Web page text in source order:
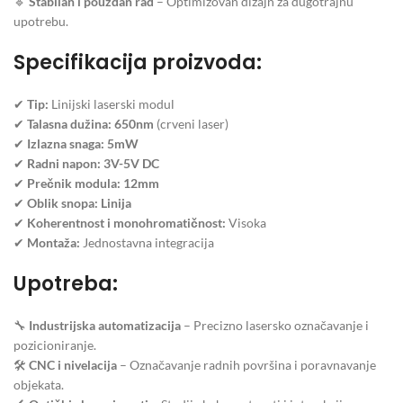
upotrebu.
Specifikacija proizvoda:
✔ Tip: Linijski laserski modul
✔ Talasna dužina: 650nm (crveni laser)
✔ Izlazna snaga: 5mW
✔ Radni napon: 3V-5V DC
✔ Prečnik modula: 12mm
✔ Oblik snopa: Linija
✔ Koherentnost i monohromatičnost: Visoka
✔ Montaža: Jednostavna integracija
Upotreba:
🔧 Industrijska automatizacija – Precizno lasersko označavanje i
pozicioniranje.
🛠 CNC i nivelacija – Označavanje radnih površina i poravnavanje
objekata.